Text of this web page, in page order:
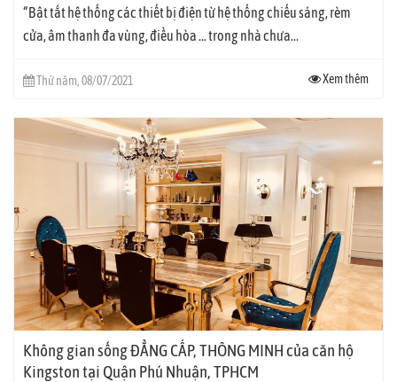
Công tắc điện cảm ứng hành lang
“Bật tắt hệ thống các thiết bị điện từ hệ thống chiếu sáng, rèm
cửa, âm thanh đa vùng, điều hòa … trong nhà chưa...
Thứ năm, 08/07/2021 Xem thêm
Không gian sống ĐẲNG CẤP, THÔNG MINH của căn hộ
Kingston tại Quận Phú Nhuận, TPHCM